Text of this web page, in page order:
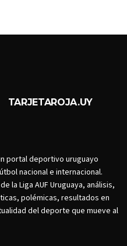
TARJETAROJA.UY
portal deportivo uruguayo
nacional e internacional.
la Liga AUF Uruguaya, análisis,
polémicas, resultados en
del deporte que mueve al